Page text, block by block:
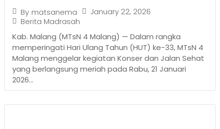
By matsanema
January 22, 2026
Berita Madrasah
Kab. Malang (MTsN 4 Malang) — Dalam rangka
memperingati Hari Ulang Tahun (HUT) ke-33, MTsN 4
Malang menggelar kegiatan Konser dan Jalan Sehat
yang berlangsung meriah pada Rabu, 21 Januari
2026...